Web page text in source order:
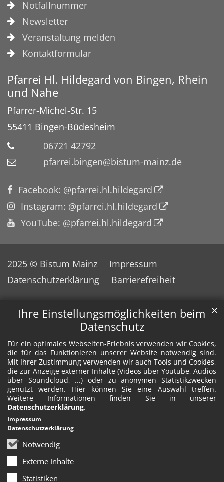
Ihre Einstellungsmöglichkeiten beim
Datenschutz
Für ein optimales Webseiten-Erlebnis verwenden wir Cookies,
die für das Funktionieren unserer Website notwendig sind.
Mit Ihrer Zustimmung verwenden wir auch Tools und Cookies,
die zur Anzeige externer Inhalte (Videos über Youtube, Audios
über Soundcloud, ...) oder zu anonymen Statistikzwecken
genutzt werden. Hier können Sie eine Auswahl treffen.
Weitere Informationen finden Sie in unserer
Datenschutzerklärung.
Notwendig
Externe Inhalte
Statistiken
✕
Impressum
Datenschutzerklärung
Notfallnummer
Newsletter
Veranstaltung melden
Kontaktformular
Pfarrei Hl. Hildegard von Bingen, Rhein
und Nahe
Pfarrer-Michel-Str. 15
55411 Bingen-Büdesheim
06721 42792
pfarrei.bingen@bistum-mainz.de
Facebook: @pfarrei.hl.hildegard
Instagram: @pfarrei.hl.hildegard
YouTube: @pfarrei.hl.hildegard
2025 © Bistum Mainz
Impressum
Datenschutzerklärung
Barrierefreiheit